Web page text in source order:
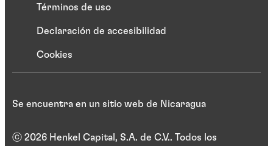
Términos de uso
Declaración de accesibilidad
Cookies
ⓒ 2026 Henkel Capital, S.A. de C.V.. Todos los
Se encuentra en un sitio web de Nicaragua